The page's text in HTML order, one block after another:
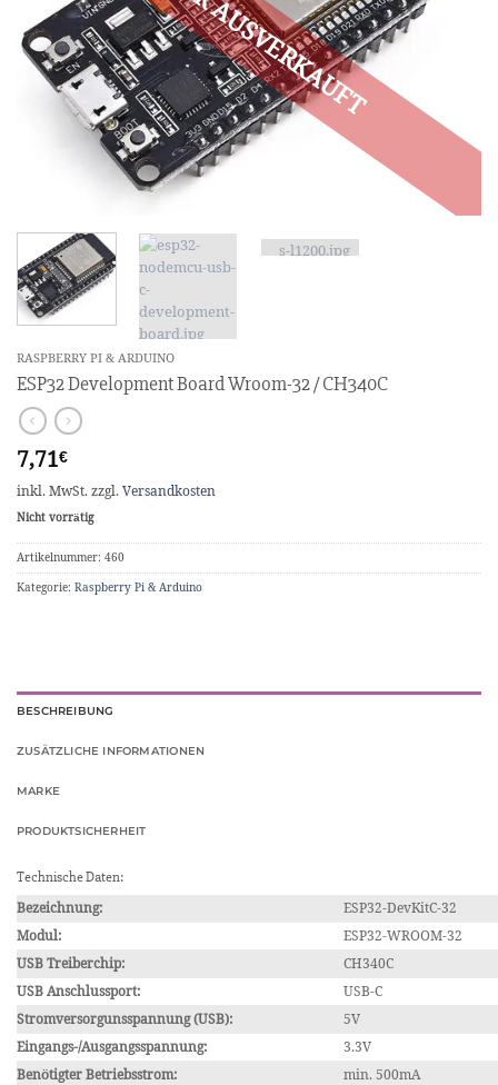
RASPBERRY PI & ARDUINO
ESP32 Development Board Wroom-32 / CH340C
7,71€
inkl. MwSt. zzgl. Versandkosten
Nicht vorrätig
Artikelnummer: 460
Kategorie: Raspberry Pi & Arduino
BESCHREIBUNG
ZUSÄTZLICHE INFORMATIONEN
MARKE
PRODUKTSICHERHEIT
Technische Daten:
Bezeichnung:
ESP32-DevKitC-32
Modul:
ESP32-WROOM-32
USB Treiberchip:
CH340C
USB Anschlussport:
USB-C
Stromversorgunsspannung (USB):
5V
Eingangs-/Ausgangsspannung:
3.3V
Benötigter Betriebsstrom:
min. 500mA